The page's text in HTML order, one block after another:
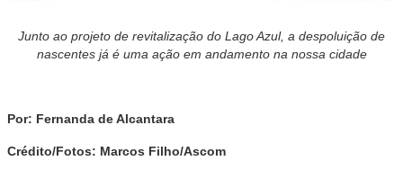
Junto ao projeto de revitalização do Lago Azul, a despoluição de
nascentes já é uma ação em andamento na nossa cidade
Por: Fernanda de Alcantara
Crédito/Fotos: Marcos Filho/Ascom